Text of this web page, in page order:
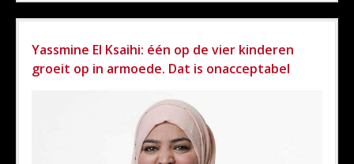
Yassmine El Ksaihi: één op de vier kinderen
groeit op in armoede. Dat is onacceptabel